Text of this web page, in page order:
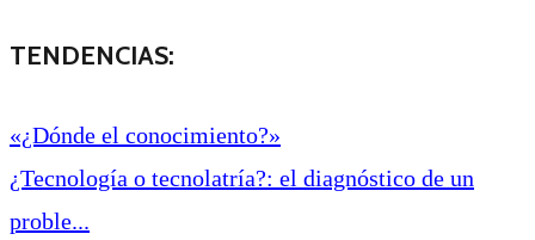
TENDENCIAS:
«¿Dónde el conocimiento?»
¿Tecnología o tecnolatría?: el diagnóstico de un
proble...